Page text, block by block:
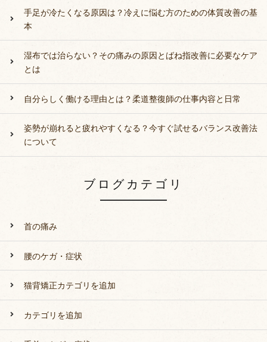
手足が冷たくなる原因は？冷えに悩む方のための体質改善の基
本
湿布では治らない？その痛みの原因とばね指改善に必要なケア
とは
自分らしく働ける理由とは？柔道整復師の仕事内容と日常
姿勢が崩れると疲れやすくなる？今すぐ試せるバランス改善法
について
ブログカテゴリ
首の痛み
腰のケガ・症状
猫背矯正カテゴリを追加
カテゴリを追加